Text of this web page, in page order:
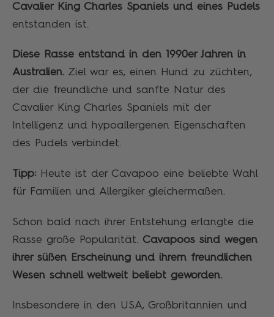
Cavalier King Charles Spaniels und eines Pudels
entstanden ist.
Diese Rasse entstand in den 1990er Jahren in
Australien. Ziel war es, einen Hund zu züchten,
der die freundliche und sanfte Natur des
Cavalier King Charles Spaniels mit der
Intelligenz und hypoallergenen Eigenschaften
des Pudels verbindet.
Tipp: Heute ist der Cavapoo eine beliebte Wahl
für Familien und Allergiker gleichermaßen.
Schon bald nach ihrer Entstehung erlangte die
Rasse große Popularität. Cavapoos sind wegen
ihrer süßen Erscheinung und ihrem freundlichen
Wesen schnell weltweit beliebt geworden.
Insbesondere in den USA, Großbritannien und